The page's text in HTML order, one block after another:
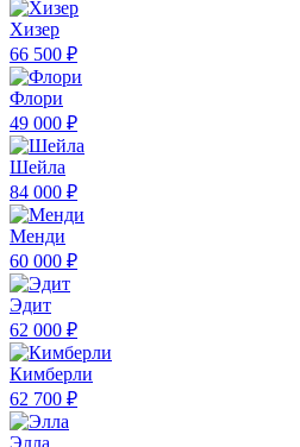
Хизер
66 500 ₽
Флори
49 000 ₽
Шейла
84 000 ₽
Менди
60 000 ₽
Эдит
62 000 ₽
Кимберли
62 700 ₽
Элла